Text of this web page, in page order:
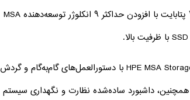
– ظرفیت مقیاس‌پذیر: قابلیت ارتقاء ظرفیت ذخیره‌سازی تا بیش از ۷ پتابایت با افزودن حداکثر ۹ انکلوژر توسعه‌دهنده MSA
– مدیریت ساده: رابط کاربری گرافیکی HPE MSA Storage Management Utility (SMU) با دستورالعمل‌های گام‌به‌گام و گردش
همچنین، داشبورد ساده‌شده نظارت و نگهداری سیستم